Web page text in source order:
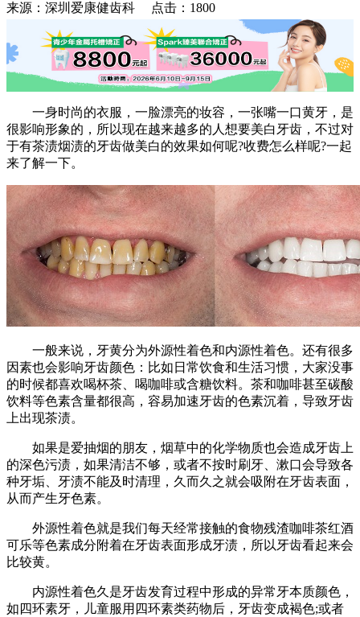
来源：深圳爱康健齿科 点击：1800
一身时尚的衣服，一脸漂亮的妆容，一张嘴一口黄牙，是
很影响形象的，所以现在越来越多的人想要美白牙齿，不过对
于有茶渍烟渍的牙齿做美白的效果如何呢?收费怎么样呢?一起
来了解一下。
一般来说，牙黄分为外源性着色和内源性着色。还有很多
因素也会影响牙齿颜色：比如日常饮食和生活习惯，大家没事
的时候都喜欢喝杯茶、喝咖啡或含糖饮料。茶和咖啡甚至碳酸
饮料等色素含量都很高，容易加速牙齿的色素沉着，导致牙齿
上出现茶渍。
如果是爱抽烟的朋友，烟草中的化学物质也会造成牙齿上
的深色污渍，如果清洁不够，或者不按时刷牙、漱口会导致各
种牙垢、牙渍不能及时清理，久而久之就会吸附在牙齿表面，
从而产生牙色素。
外源性着色就是我们每天经常接触的食物残渣咖啡茶红酒
可乐等色素成分附着在牙齿表面形成牙渍，所以牙齿看起来会
比较黄。
内源性着色久是牙齿发育过程中形成的异常牙本质颜色，
如四环素牙，儿童服用四环素类药物后，牙齿变成褐色;或者